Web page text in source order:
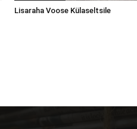
Lisaraha Voose Külaseltsile